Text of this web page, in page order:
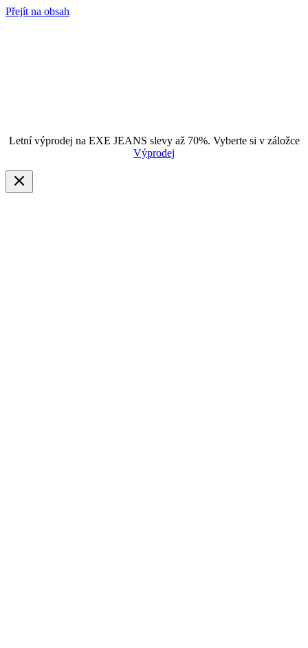
Přejít na obsah
Letní výprodej na EXE JEANS slevy až 70%. Vyberte si v záložce
Výprodej